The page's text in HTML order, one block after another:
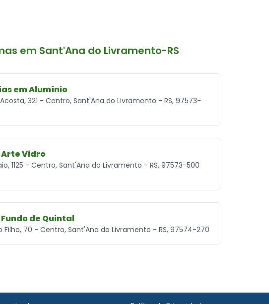
em Sant'Ana do Livramento-RS
em Alumínio
321 - Centro, Sant'Ana do Livramento - RS, 97573-
Vidro
1125 - Centro, Sant'Ana do Livramento - RS, 97573-500
de Quintal
Filho, 70 - Centro, Sant'Ana do Livramento - RS, 97574-270